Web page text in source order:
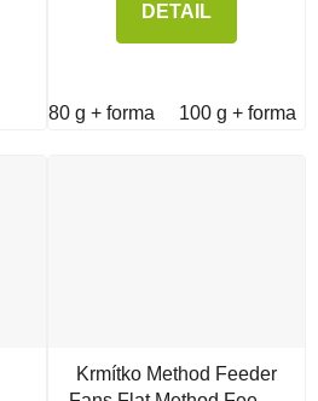
DETAIL
80 g + forma 100 g + forma
Krmítko Method Feeder